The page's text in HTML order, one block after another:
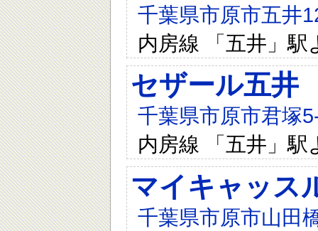
千葉県市原市五井
内房線 「五井」駅
セザール五井
千葉県市原市君塚
内房線 「五井」駅
マイキャッス
千葉県市原市山田